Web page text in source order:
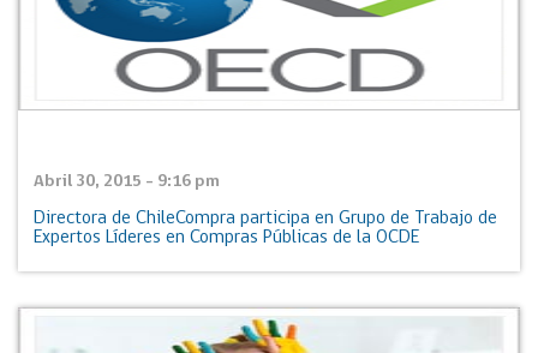
Abril 30, 2015 - 9:16 pm
Directora de ChileCompra participa en Grupo de Trabajo de
Expertos Líderes en Compras Públicas de la OCDE